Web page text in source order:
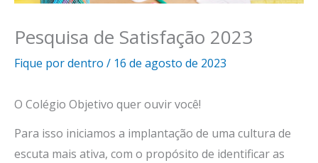
Pesquisa de Satisfação 2023
Fique por dentro / 16 de agosto de 2023
O Colégio Objetivo quer ouvir você!
Para isso iniciamos a implantação de uma cultura de
escuta mais ativa, com o propósito de identificar as